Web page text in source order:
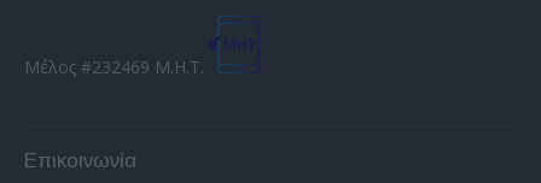
Μέλος #232469 Μ.Η.Τ.
Επικοινωνία